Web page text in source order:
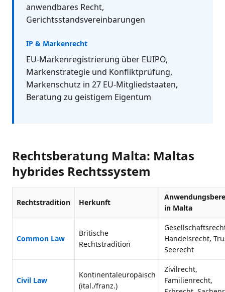
anwendbares Recht,
Gerichtsstandsvereinbarungen
IP & Markenrecht
EU-Markenregistrierung über EUIPO,
Markenstrategie und Konfliktprüfung,
Markenschutz in 27 EU-Mitgliedstaaten,
Beratung zu geistigem Eigentum
Rechtsberatung Malta: Maltas
hybrides Rechtssystem
Rechtstradition Herkunft
in Malta
Common Law
Britische
Rechtstradition
Handelsrecht,
Seerecht
Civil Law
Kontinentaleuropäisch
(ital./franz.)
Zivilrecht,
Familienrecht,